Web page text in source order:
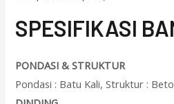
SPESIFIKASI
PONDASI & STRUKTUR
Pondasi : Batu Kali, Struktur :